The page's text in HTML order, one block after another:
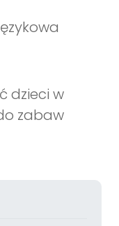
dzieci w
zabaw